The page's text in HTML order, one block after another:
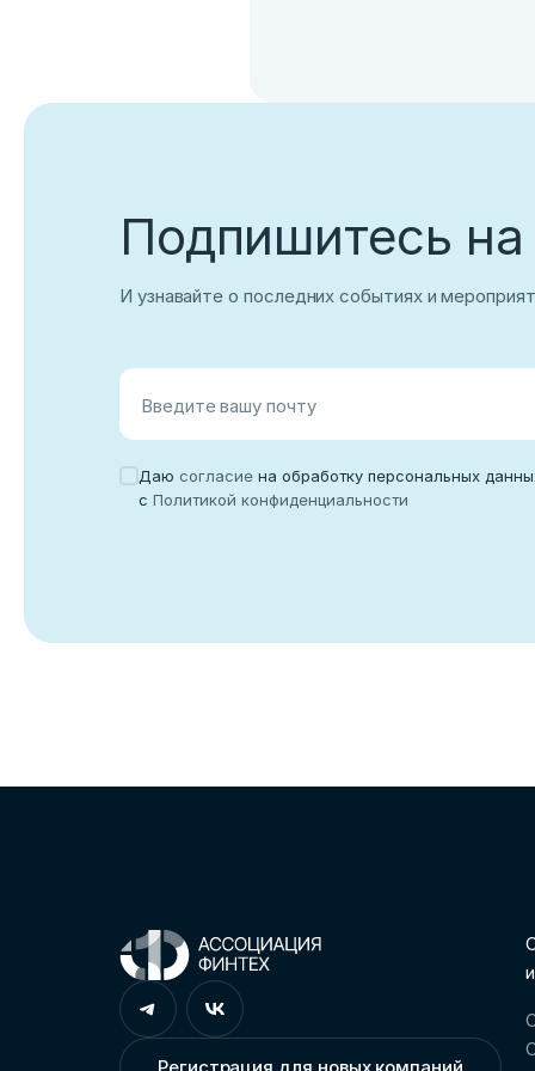
Подпишитесь на
И узнавайте о последних событиях и
Введите вашу почту
Даю согласие на обработку персональных
с Политикой конфиденциальности